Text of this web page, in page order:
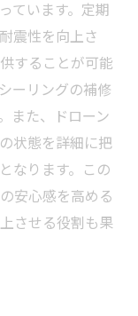
ています。定期
震性を向上さ
することが可能
ーリングの補修
また、ドローン
状態を詳細に把
なります。この
安心感を高める
させる役割も果